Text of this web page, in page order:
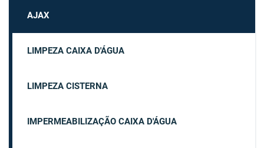
AJAX
LIMPEZA CAIXA D'ÁGUA
LIMPEZA CISTERNA
IMPERMEABILIZAÇÃO CAIXA D'ÁGUA